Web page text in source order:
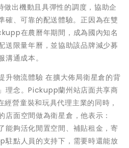
出機動且具彈性的調度，協助企
確、可靠的配送體驗。正因為在雙
在農曆年期間，成為國內知名
送限量年曆，並協助該品牌減少募
通成本。
升物流體驗 在擴大佈局衛星倉的背
理念。Pickupp蘭州站店面共享商
營童裝和玩具代理主業的同時，
面空間做為衛星倉，他表示：
能夠活化閒置空間、補貼租金，寄
點人員的支持下，需要時還能放